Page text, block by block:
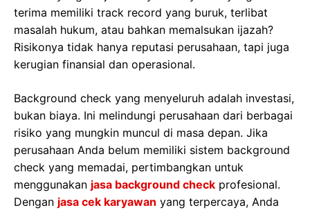
terima memiliki track record yang buruk, terlibat
masalah hukum, atau bahkan memalsukan ijazah?
Risikonya tidak hanya reputasi perusahaan, tapi juga
kerugian finansial dan operasional.
Background check yang menyeluruh adalah investasi,
bukan biaya. Ini melindungi perusahaan dari berbagai
risiko yang mungkin muncul di masa depan. Jika
perusahaan Anda belum memiliki sistem background
check yang memadai, pertimbangkan untuk
menggunakan jasa background check profesional.
Dengan jasa cek karyawan yang terpercaya, Anda